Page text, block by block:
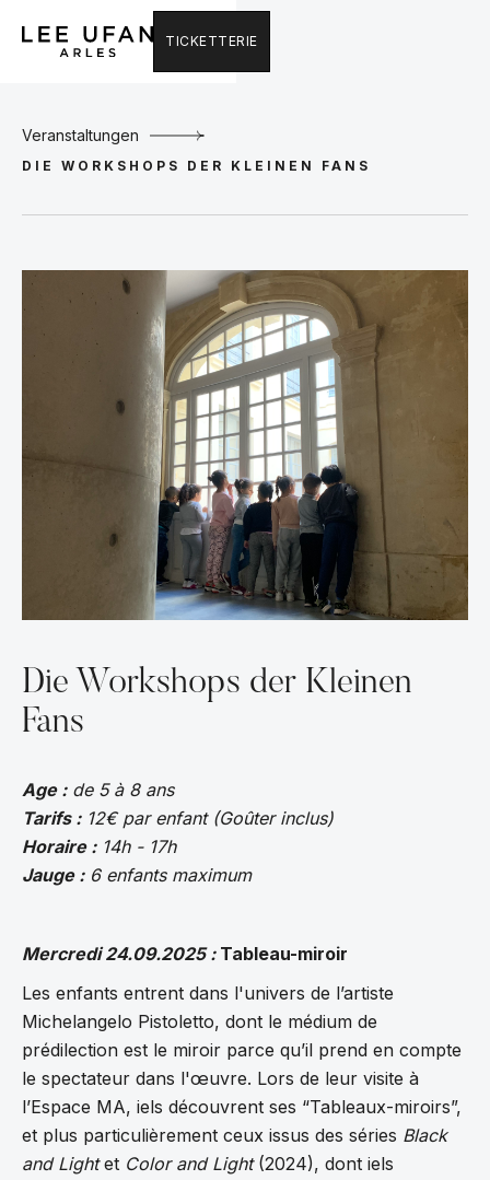
TICKETTERIE
Veranstaltungen
DIE WORKSHOPS DER KLEINEN FANS
Die Workshops der Kleinen
Fans
Age :de 5 à 8 ans
Tarifs :12€ par enfant (Goûter inclus)
Horaire :14h - 17h
Jauge :6 enfants maximum
Mercredi 24.09.2025 : Tableau-miroir
Les enfants entrent dans l'univers de l’artiste
Michelangelo Pistoletto, dont le médium de
prédilection est le miroir parce qu’il prend en compte
le spectateur dans l'œuvre. Lors de leur visite à
l’Espace MA, iels découvrent ses “Tableaux-miroirs”,
et plus particulièrement ceux issus des séries Black
and Lightet Color and Light(2024), dont iels